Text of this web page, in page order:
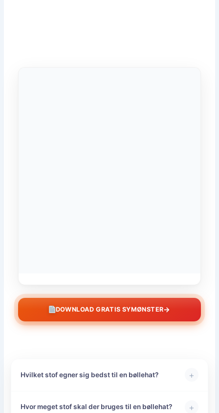
DOWNLOAD GRATIS SYMØNSTER→
Hvilket stof egner sig bedst til en bøllehat? +
Hvor meget stof skal der bruges til en bøllehat? +